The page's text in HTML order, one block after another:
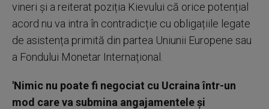
vineri și a reiterat poziția Kievului că orice potențial
acord nu va intra în contradicție cu obligațiile legate
de asistența primită din partea Uniunii Europene sau
a Fondului Monetar Internațional.
'Nimic nu poate fi negociat cu Ucraina într-un
mod care va submina angajamentele și